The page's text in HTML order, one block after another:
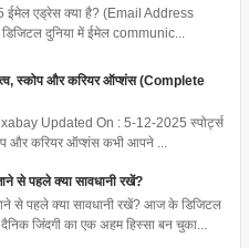
एड्रेस क्या है? (Email Address
दुनिया में ईमेल communic...
स्कोप और करियर ऑप्शंस (Complete
Updated On : 5-12-2025 स्पोर्ट्स
और करियर ऑप्शंस कभी आपने ...
से पहले क्या सावधानी रखें?
से पहले क्या सावधानी रखें? आज के डिजिटल
जिंदगी का एक अहम हिस्सा बन चुका...